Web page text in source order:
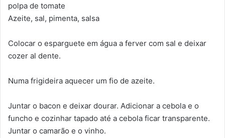
polpa de tomate
Azeite, sal, pimenta, salsa
Colocar o esparguete em água a ferver com sal e deixar
cozer al dente.
Numa frigideira aquecer um fio de azeite.
Juntar o bacon e deixar dourar. Adicionar a cebola e o
funcho e cozinhar tapado até a cebola ficar transparente.
Juntar o camarão e o vinho.